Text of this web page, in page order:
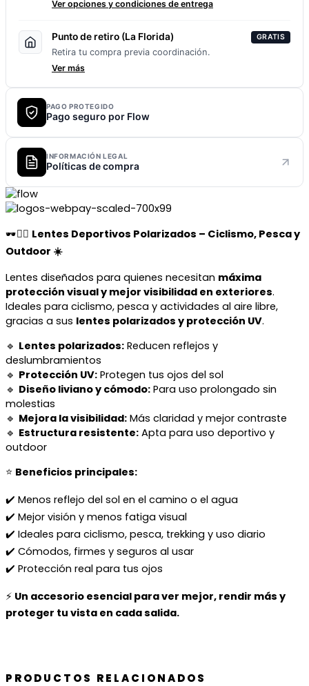
Ver opciones y condiciones de entrega
Punto de retiro (La Florida) GRATIS
Retira tu compra previa coordinación.
Ver más
PAGO PROTEGIDO
Pago seguro por Flow
INFORMACIÓN LEGAL
Políticas de compra
🕶️🚴‍♂️ Lentes Deportivos Polarizados – Ciclismo, Pesca y
Outdoor ☀️
Lentes diseñados para quienes necesitan máxima
protección visual y mejor visibilidad en exteriores.
Ideales para ciclismo, pesca y actividades al aire libre,
gracias a sus lentes polarizados y protección UV.
🔹 Lentes polarizados: Reducen reflejos y
deslumbramientos
🔹 Protección UV: Protegen tus ojos del sol
🔹 Diseño liviano y cómodo: Para uso prolongado sin
molestias
🔹 Mejora la visibilidad: Más claridad y mejor contraste
🔹 Estructura resistente: Apta para uso deportivo y
outdoor
⭐ Beneficios principales:
✔️ Menos reflejo del sol en el camino o el agua
✔️ Mejor visión y menos fatiga visual
✔️ Ideales para ciclismo, pesca, trekking y uso diario
✔️ Cómodos, firmes y seguros al usar
✔️ Protección real para tus ojos
⚡ Un accesorio esencial para ver mejor, rendir más y
proteger tu vista en cada salida.
PRODUCTOS RELACIONADOS